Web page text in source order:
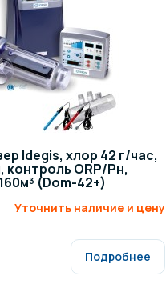
Освещение и подсветка для
бассейна
Отделочные материалы
Idegis, хлор 42 г/час,
контроль ORP/Рн,
(Dom-42+)
Уточнить наличие и цену
Подробнее